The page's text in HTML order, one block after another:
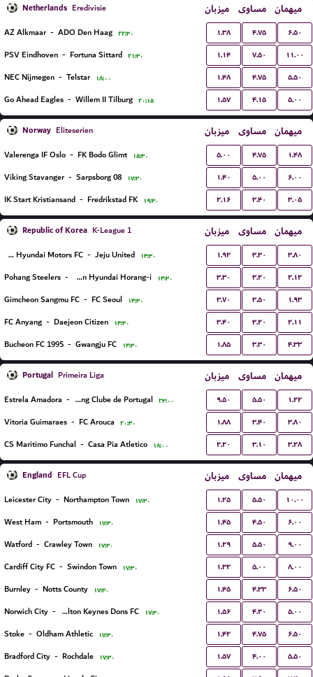
Netherlands Eredivisie میزبان مساوی میهمان
AZ Alkmaar - ADO Den Haag ۲۲:۳۰ ۱.۳۸ ۴.۷۵ ۶.۵۰
PSV Eindhoven - Fortuna Sittard ۲۱:۳۰ ۱.۱۴ ۷.۵۰ ۱۱.۰۰
NEC Nijmegen - Telstar ۱۸:۰۰ ۱.۴۸ ۴.۷۵ ۵.۵۰
Go Ahead Eagles - Willem II Tilburg ۲۰:۱۵ ۱.۵۷ ۴.۱۵ ۵.۰۰
Norway Eliteserien میزبان مساوی میهمان
Valerenga IF Oslo - FK Bodo Glimt ۱۵:۳۰ ۵.۰۰ ۴.۷۵ ۱.۴۸
Viking Stavanger - Sarpsborg 08 ۱۷:۳۰ ۱.۴۰ ۵.۰۰ ۶.۰۰
IK Start Kristiansand - Fredrikstad FK ۱۹:۳۰ ۲.۱۶ ۳.۴۰ ۳.۰۵
Republic of Korea K-League 1 میزبان مساوی میهمان
Jeonbuk Hyundai Motors FC - Jeju United ۱۴:۳۰ ۱.۹۲ ۳.۳۰ ۳.۸۰
Pohang Steelers - Ulsan Hyundai Horang-i ۱۴:۳۰ ۳.۳۰ ۳.۲۰ ۲.۱۲
Gimcheon Sangmu FC - FC Seoul ۱۴:۳۰ ۳.۷۰ ۳.۵۰ ۱.۹۳
FC Anyang - Daejeon Citizen ۱۴:۳۰ ۳.۴۰ ۳.۲۰ ۲.۱۱
Bucheon FC 1995 - Gwangju FC ۱۴:۳۰ ۱.۸۵ ۳.۳۰ ۴.۳۳
Portugal Primeira Liga میزبان مساوی میهمان
Estrela Amadora - Sporting Clube de Portugal ۲۳:۰۰ ۹.۵۰ ۵.۵۰ ۱.۲۲
Vitoria Guimaraes - FC Arouca ۲۰:۳۰ ۱.۸۸ ۳.۴۰ ۳.۸۰
CS Maritimo Funchal - Casa Pia Atletico ۱۸:۰۰ ۲.۲۰ ۳.۱۰ ۳.۲۸
England EFL Cup میزبان مساوی میهمان
Leicester City - Northampton Town ۱۷:۳۰ ۱.۲۵ ۵.۵۰ ۱۰.۰۰
West Ham - Portsmouth ۱۷:۳۰ ۱.۴۵ ۴.۵۰ ۶.۰۰
Watford - Crawley Town ۱۷:۳۰ ۱.۲۹ ۵.۵۰ ۹.۰۰
Cardiff City FC - Swindon Town ۱۷:۳۰ ۱.۳۲ ۵.۰۰ ۸.۰۰
Burnley - Notts County ۱۷:۳۰ ۱.۴۵ ۴.۳۳ ۶.۵۰
Norwich City - Milton Keynes Dons FC ۱۷:۳۰ ۱.۵۶ ۴.۲۰ ۵.۰۰
Stoke - Oldham Athletic ۱۷:۳۰ ۱.۴۲ ۴.۷۵ ۶.۵۰
Bradford City - Rochdale ۱۷:۳۰ ۱.۵۷ ۴.۰۰ ۵.۵۰